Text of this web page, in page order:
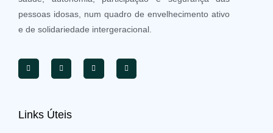
pessoas idosas, num quadro de envelhecimento ativo
e de solidariedade intergeracional.
Links Úteis